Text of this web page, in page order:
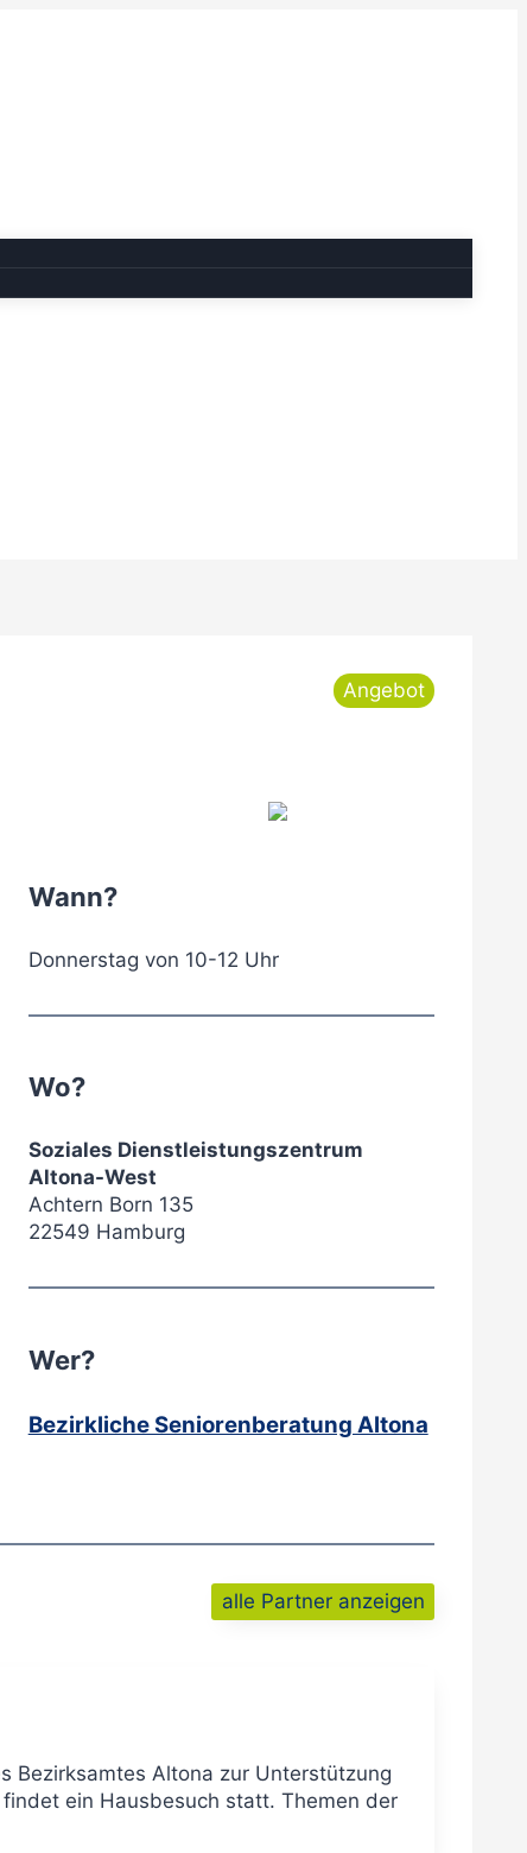
Angebot
Wann?
Donnerstag von 10-12 Uhr
Wo?
Soziales Dienstleistungszentrum
Altona-West
Achtern Born 135
22549 Hamburg
Wer?
Bezirkliche Seniorenberatung Altona
alle Partner anzeigen
Bezirksamtes Altona zur Unterstützung
ein Hausbesuch statt. Themen der